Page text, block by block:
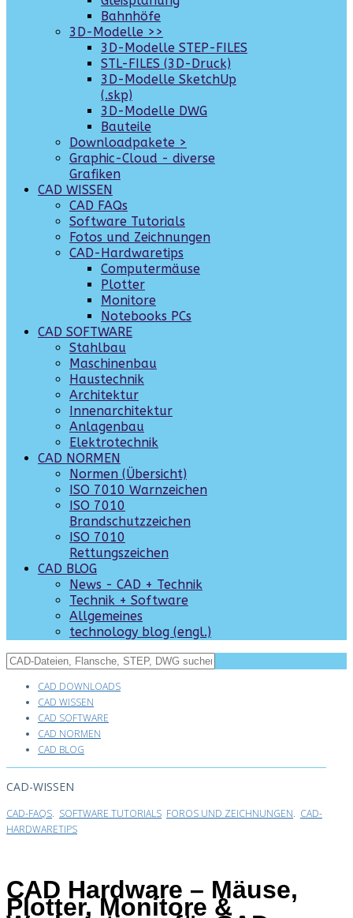
Bahnhöfe
3D-Modelle >>
3D-Modelle STEP-FILES
STL-FILES (3D-Druck)
3D-Modelle SketchUp
(.skp)
3D-Modelle DWG
Bauteile
Downloadpakete >
Graphic-Cloud - diverse
Grafiken
CAD WISSEN
CAD FAQs
Software Tutorials
Fotos und Zeichnungen
CAD-Hardwaretips
Computermäuse
Plotter
Monitore
Notebooks PCs
CAD SOFTWARE
Stahlbau
Maschinenbau
Haustechnik
Architektur
Innenarchitektur
Anlagenbau
Elektrotechnik
CAD NORMEN
Normen (Übersicht)
ISO 7010 Warnzeichen
ISO 7010
Brandschutzzeichen
ISO 7010
Rettungszeichen
CAD BLOG
News - CAD + Technik
Technik + Software
Allgemeines
technology blog (engl.)
CAD DOWNLOADS
CAD WISSEN
CAD SOFTWARE
CAD NORMEN
CAD BLOG
CAD-WISSEN
CAD-FAQS. SOFTWARE TUTORIALS FOROS UND ZEICHNUNGEN. CAD-
HARDWARETIPS
CAD Hardware – Mäuse,
Plotter, Monitore &